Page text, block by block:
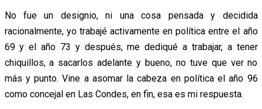
No fue un designio, ni una cosa pensada y decidida
racionalmente, yo trabajé activamente en política entre el año
69 y el año 73 y después, me dediqué a trabajar, a tener
chiquillos, a sacarlos adelante y bueno, no tuve que ver no
más y punto. Vine a asomar la cabeza en política el año 96
como concejal en Las Condes, en fin, esa es mi respuesta.